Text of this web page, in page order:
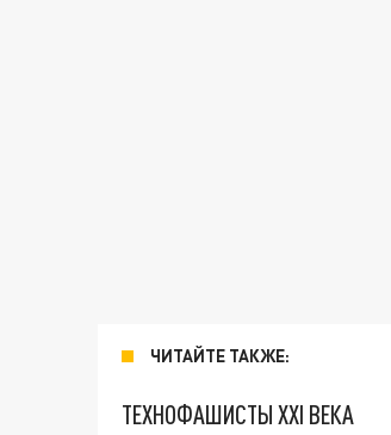
ЧИТАЙТЕ ТАКЖЕ:
ТЕХНОФАШИСТЫ XXI ВЕКА